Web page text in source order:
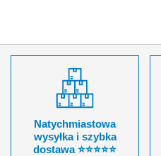
Natychmiastowa
wysyłka i szybka
dostawa ⭐⭐⭐⭐⭐